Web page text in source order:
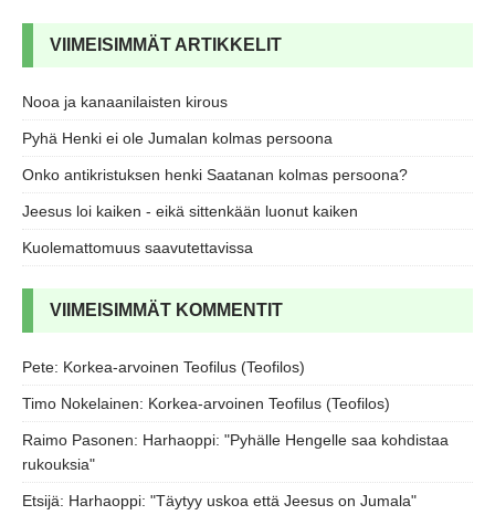
VIIMEISIMMÄT ARTIKKELIT
Nooa ja kanaanilaisten kirous
Pyhä Henki ei ole Jumalan kolmas persoona
Onko antikristuksen henki Saatanan kolmas persoona?
Jeesus loi kaiken - eikä sittenkään luonut kaiken
Kuolemattomuus saavutettavissa
VIIMEISIMMÄT KOMMENTIT
Pete: Korkea-arvoinen Teofilus (Teofilos)
Timo Nokelainen: Korkea-arvoinen Teofilus (Teofilos)
Raimo Pasonen: Harhaoppi: "Pyhälle Hengelle saa kohdistaa
rukouksia"
Etsijä: Harhaoppi: "Täytyy uskoa että Jeesus on Jumala"